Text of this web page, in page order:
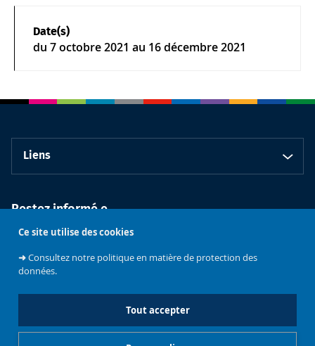
Ce site utilise des cookies
➜Consultez notre politique en matière de protection des
données.
Tout accepter
Date(s)
du 7 octobre 2021 au 16 décembre 2021
Liens
Restez informé.e
Faculté de